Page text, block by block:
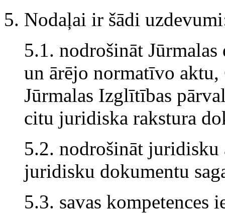
5. Nodaļai ir šādi
5.1. nodrošināt
un ārējo normatīvo
Jūrmalas Izglītības
citu juridiska rakstura
5.2. nodrošināt juridisku
juridisku dokumentu
5.3. savas kompetences